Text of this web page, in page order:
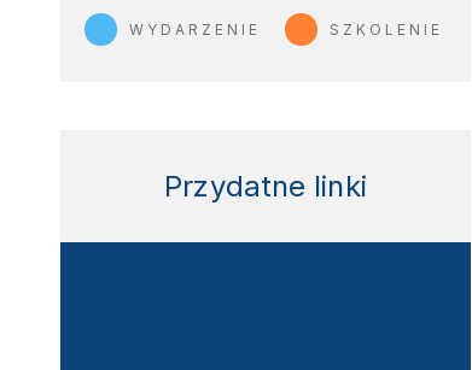
WYDARZENIE SZKOLENIE
Przydatne linki